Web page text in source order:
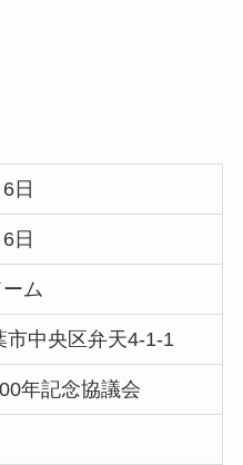
日
日
ム
市中央区弁天4-1-1
年記念協議会